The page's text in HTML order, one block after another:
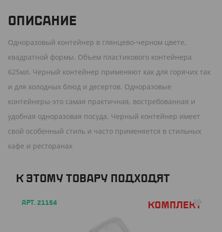
ОПИСАНИЕ
Одноразовый контейнер в глянцево-черном цвете,
квадратной формы. Объем пластикового контейнера
625мл. Черный контейнер применяют как для горячих так
и для холодных блюд и десертов. Одноразовые
контейнеры-это самая практичная, востребованная и
удобная одноразовая посуда. Черный контейнер имеет
свой особенный стиль и часто применяется в стильных
кафе и ресторанах
К ЭТОМУ ТОВАРУ ПОДХОДЯТ
АРТ. 21154 Комплект